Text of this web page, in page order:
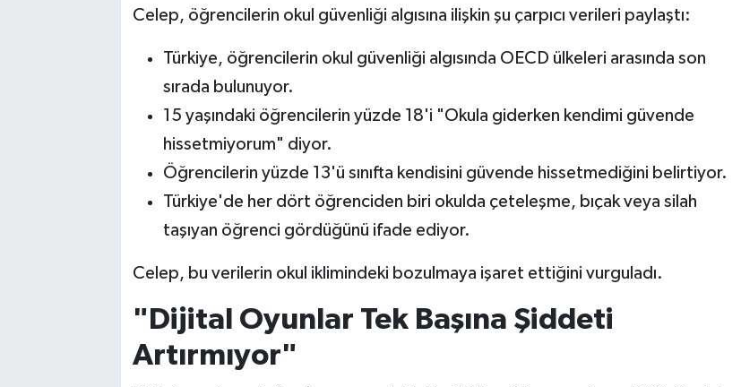
Celep, öğrencilerin okul güvenliği algısına ilişkin şu çarpıcı verileri paylaştı:
Türkiye, öğrencilerin okul güvenliği algısında OECD ülkeleri arasında son
sırada bulunuyor.
15 yaşındaki öğrencilerin yüzde 18'i "Okula giderken kendimi güvende
hissetmiyorum" diyor.
Öğrencilerin yüzde 13'ü sınıfta kendisini güvende hissetmediğini belirtiyor.
Türkiye'de her dört öğrenciden biri okulda çeteleşme, bıçak veya silah
taşıyan öğrenci gördüğünü ifade ediyor.
Celep, bu verilerin okul iklimindeki bozulmaya işaret ettiğini vurguladı.
"Dijital Oyunlar Tek Başına Şiddeti
Artırmıyor"